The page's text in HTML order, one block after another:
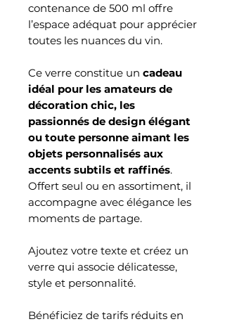
contenance de 500 ml offre
l’espace adéquat pour apprécier
toutes les nuances du vin.
Ce verre constitue un cadeau
idéal pour les amateurs de
décoration chic, les
passionnés de design élégant
ou toute personne aimant les
objets personnalisés aux
accents subtils et raffinés.
Offert seul ou en assortiment, il
accompagne avec élégance les
moments de partage.
Ajoutez votre texte et créez un
verre qui associe délicatesse,
style et personnalité.
Bénéficiez de tarifs réduits en